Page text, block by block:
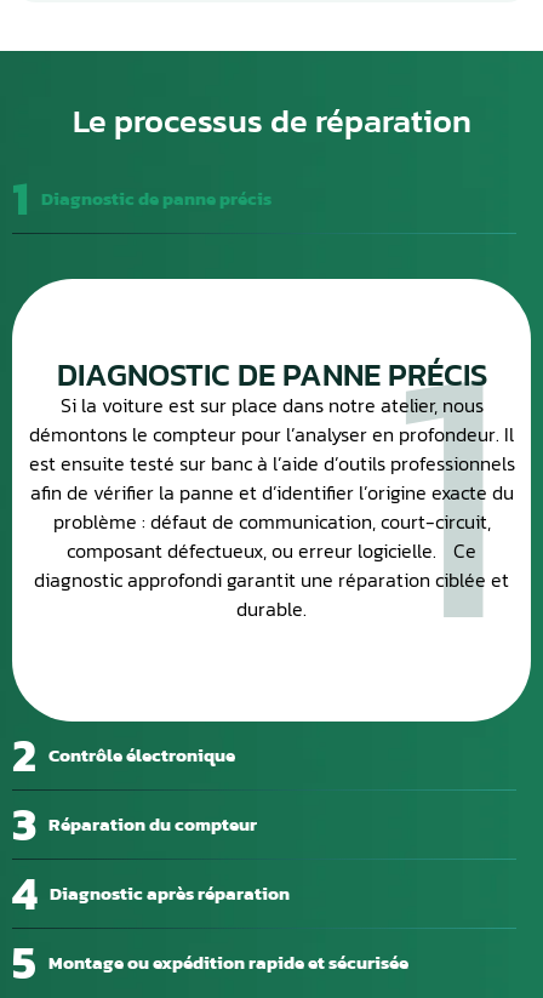
Le processus de réparation
1 Diagnostic de panne précis
2 Contrôle électronique
3 Réparation du compteur
4 Diagnostic après réparation
5 Montage ou expédition rapide et sécurisée
1
DIAGNOSTIC DE PANNE PRÉCIS
Si la voiture est sur place dans notre atelier, nous
démontons le compteur pour l’analyser en profondeur. Il
est ensuite testé sur banc à l’aide d’outils professionnels
afin de vérifier la panne et d’identifier l’origine exacte du
problème : défaut de communication, court-circuit,
composant défectueux, ou erreur logicielle. Ce
diagnostic approfondi garantit une réparation ciblée et
durable.